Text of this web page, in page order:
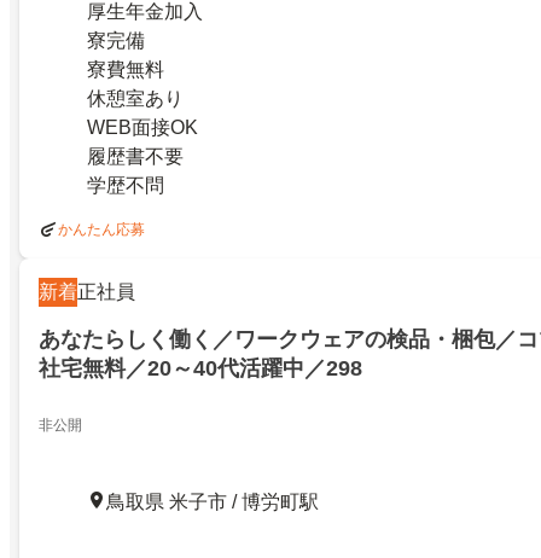
厚生年金加入
寮完備
寮費無料
休憩室あり
WEB面接OK
履歴書不要
学歴不問
かんたん応募
新着正社員
あなたらしく働く／ワークウェアの検品・梱包／
社宅無料／20～40代活躍中／298
非公開
鳥取県 米子市 / 博労町駅